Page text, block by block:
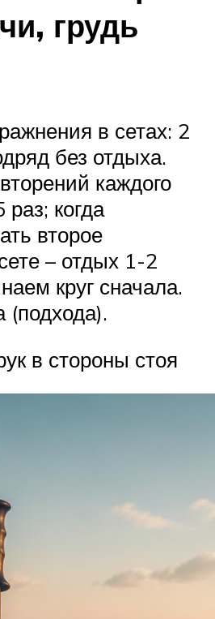
грудь
в сетах: 2
без отдыха.
каждого
когда
второе
– отдых 1-2
круг сначала.
(подхода).
в стороны стоя